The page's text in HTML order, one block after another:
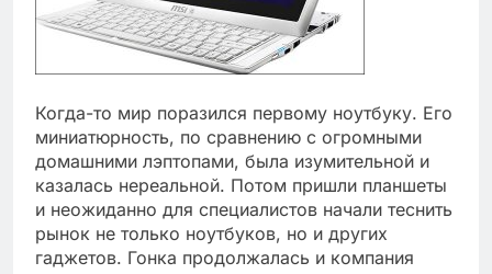
Когда-то мир поразился первому ноутбуку. Его
миниатюрность, по сравнению с огромными
домашними лэптопами, была изумительной и
казалась нереальной. Потом пришли планшеты
и неожиданно для специалистов начали теснить
рынок не только ноутбуков, но и других
гаджетов. Гонка продолжалась и компания